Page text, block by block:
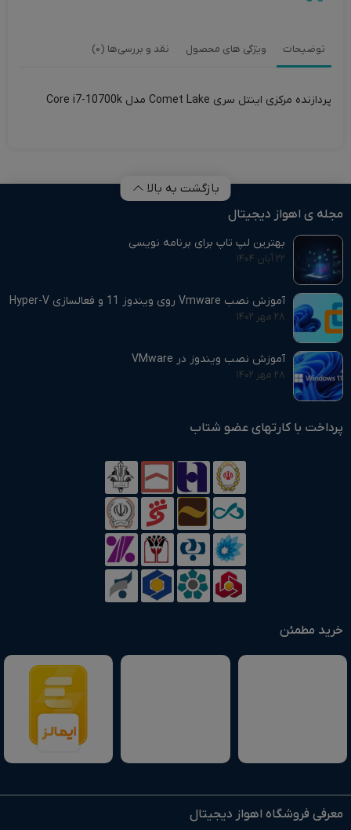
توضیحات ویژگی های محصول نقد و بررسی‌ها (0)
پردازنده مرکزی اینتل سری Comet Lake مدل Core i7-10700k
بازگشت به بالا
مجله ی اهواز دیجیتال
بهترین لپ تاپ برای برنامه نویسی
۲۲ آبان ۱۴۰۴
آموزش نصب Vmware روی ویندوز 11 و فعالسازی Hyper-V
۲۸ مهر ۱۴۰۲
آموزش نصب ویندوز در VMware
۲۸ مهر ۱۴۰۲
پرداخت با کارتهای عضو شتاب
خرید مطمئن
معرفی فروشگاه اهواز دیجیتال